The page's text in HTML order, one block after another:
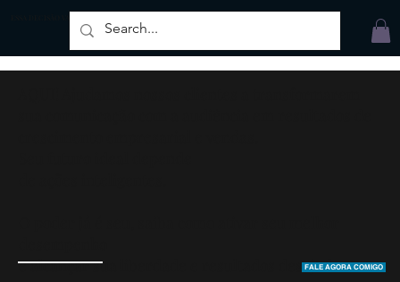
e alcançar sua liberdade e resultados desejados.
FALE AGORA COMIGO